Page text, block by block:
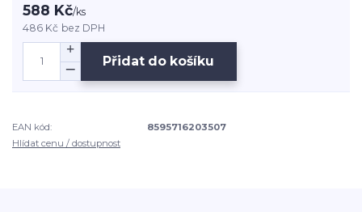
588 Kč/ks
486 Kč bez DPH
Přidat do košíku
EAN kód:
8595716203507
Hlídat cenu / dostupnost